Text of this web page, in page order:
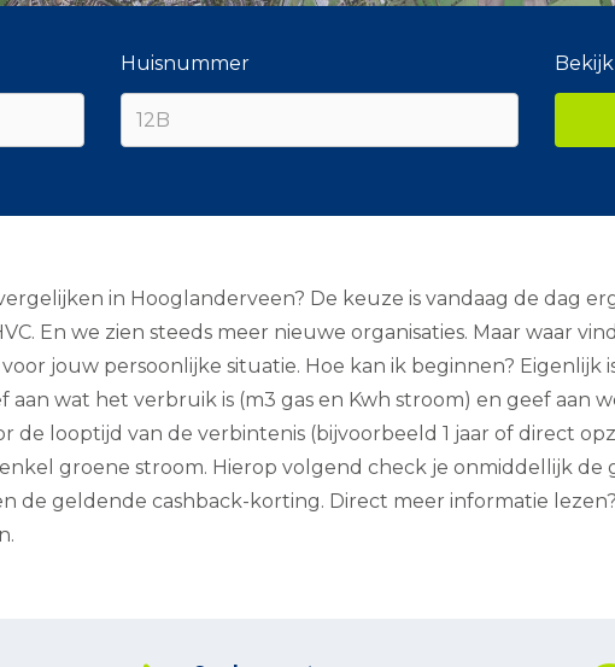
Huisnummer
in Hooglanderveen? De keuze is vandaag de dag
En we zien steeds meer nieuwe organisaties. Maar waar
jouw persoonlijke situatie. Hoe kan ik beginnen? Eigenlijk
aan wat het verbruik is (m3 gas en Kwh stroom) en geef aan
de looptijd van de verbintenis (bijvoorbeeld 1 jaar of direct
groene stroom. Hierop volgend check je onmiddellijk de
de geldende cashback-korting. Direct meer informatie